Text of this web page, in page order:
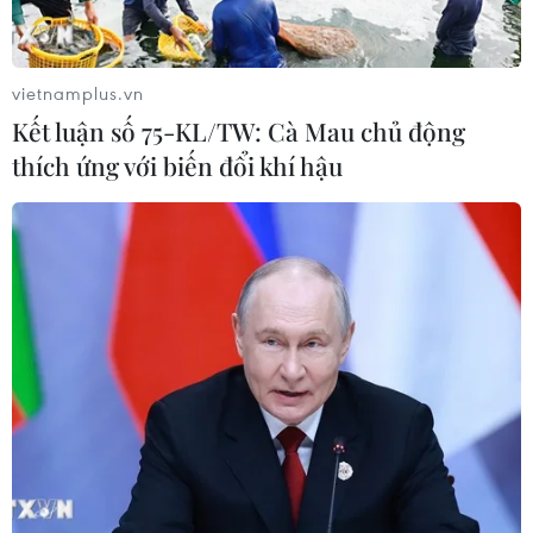
Sân chơi học đường giúp học sinh
rèn kỹ năng sống qua từng bước
nhảy
07/08/2026 11:38
Xem trực tiếp Việt Nam-Campuchia
tại ASEAN Cup 2026 trên kênh nào?
07/08/2026 09:49
Nhận định Singapore vs
Indonesia (20h ngày 7/8): Cuộc quyết
đấu giành tấm vé bán kết duy nhất
07/08/2026 08:41
Cục diện ASEAN Cup: Việt Nam
vietnamplus.vn
Kết luận số 75-KL/TW: Cà Mau chủ động
thích ứng với biến đổi khí hậu